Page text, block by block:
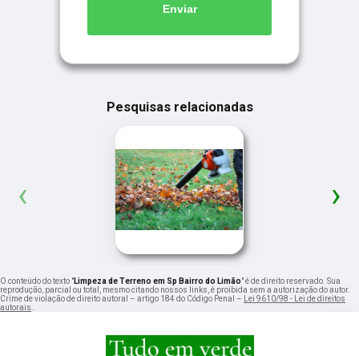
Enviar
Pesquisas relacionadas
‹ ›
O conteúdo do texto "Limpeza de Terreno em Sp Bairro do Limão" é de direito reservado. Sua
reprodução, parcial ou total, mesmo citando nossos links, é proibida sem a autorização do autor.
Crime de violação de direito autoral – artigo 184 do Código Penal – Lei 9610/98 - Lei de direitos
autorais.